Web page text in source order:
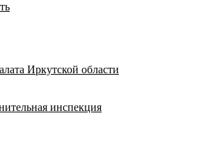
Иркутской области
инспекция